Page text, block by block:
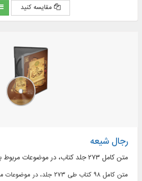
مقایسه کنید
رجال شیعه
متن کامل ۲۷۳ جلد کتاب، در موضوعات مربوط به علم رجال حدیث
متن کامل ۹۸ کتاب طی ۲۷۳